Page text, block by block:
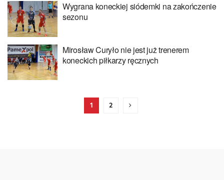
Wygrana koneckiej siódemki na zakończenie
sezonu
Mirosław Curyło nie jest już trenerem
koneckich piłkarzy ręcznych
1 2